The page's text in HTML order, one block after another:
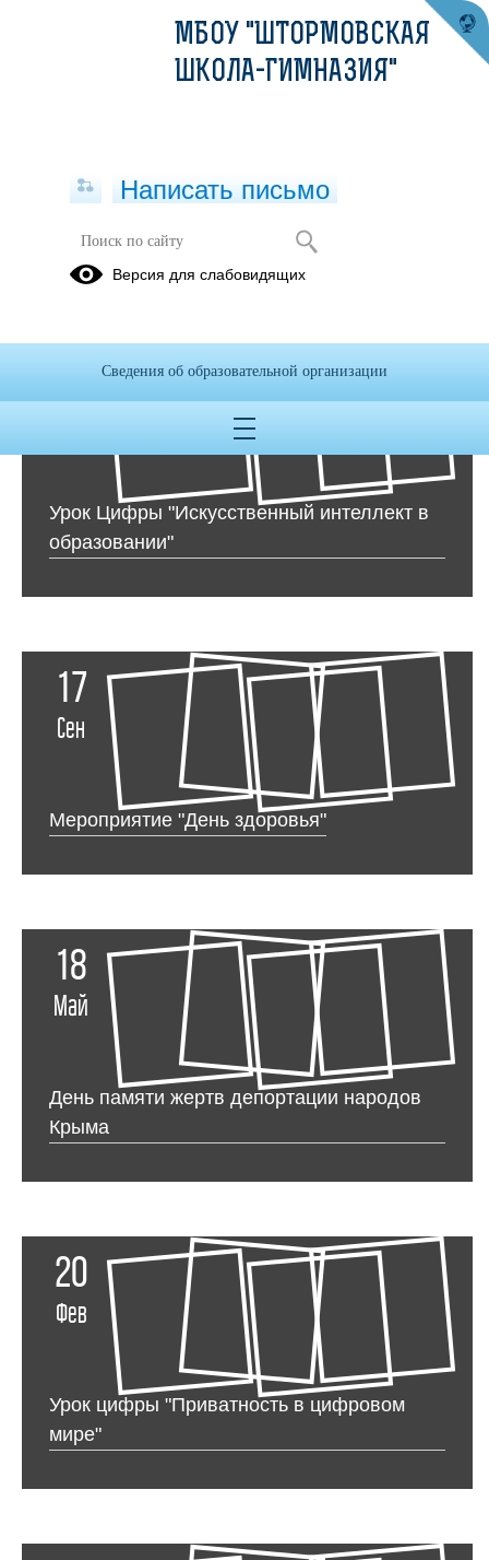
Фотоальбомы
08
Урок Цифры "Искусственный интеллект в
образовании"
17
Сен
Мероприятие "День здоровья"
18
Май
День памяти жертв депортации народов
Крыма
20
Фев
Урок цифры "Приватность в цифровом
мире"
МБОУ "ШТОРМОВСКАЯ
ШКОЛА-ГИМНАЗИЯ"
Написать письмо
Версия для слабовидящих
Сведения об образовательной организации